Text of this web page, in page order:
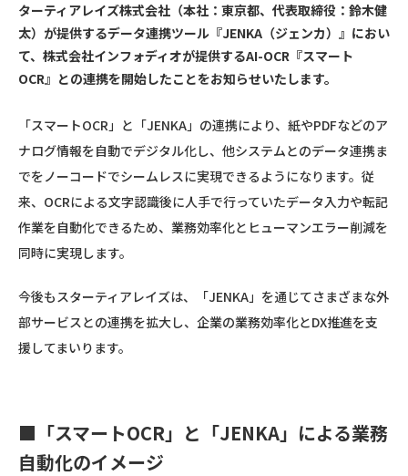
ターティアレイズ株式会社（本社：東京都、代表取締役：鈴木健
太）が提供するデータ連携ツール『JENKA（ジェンカ）』におい
て、株式会社インフォディオが提供するAI-OCR『スマート
OCR』との連携を開始したことをお知らせいたします。
「スマートOCR」と「JENKA」の連携により、紙やPDFなどのア
ナログ情報を自動でデジタル化し、他システムとのデータ連携ま
でをノーコードでシームレスに実現できるようになります。従
来、OCRによる文字認識後に人手で行っていたデータ入力や転記
作業を自動化できるため、業務効率化とヒューマンエラー削減を
同時に実現します。
今後もスターティアレイズは、「JENKA」を通じてさまざまな外
部サービスとの連携を拡大し、企業の業務効率化とDX推進を支
援してまいります。
■「スマートOCR」と「JENKA」による業務
自動化のイメージ